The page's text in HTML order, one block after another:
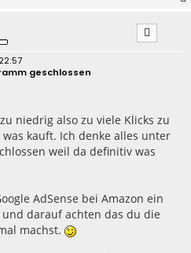
geschlossen
niedrig also zu viele Klicks zu
kauft. Ich denke alles unter
weil da definitiv was
AdSense bei Amazon ein
darauf achten das du die
machst.